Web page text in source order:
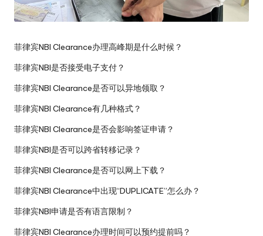
菲律宾NBI Clearance办理高峰期是什么时候？
菲律宾NBI是否接受电子支付？
菲律宾NBI Clearance是否可以异地领取？
菲律宾NBI Clearance有几种格式？
菲律宾NBI Clearance是否会影响签证申请？
菲律宾NBI是否可以跨省转移记录？
菲律宾NBI Clearance是否可以网上下载？
菲律宾NBI Clearance中出现“DUPLICATE”怎么办？
菲律宾NBI申请是否有语言限制？
菲律宾NBI Clearance办理时间可以预约提前吗？